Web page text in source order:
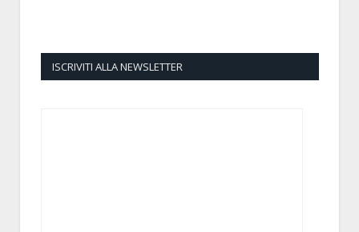
ISCRIVITI ALLA NEWSLETTER